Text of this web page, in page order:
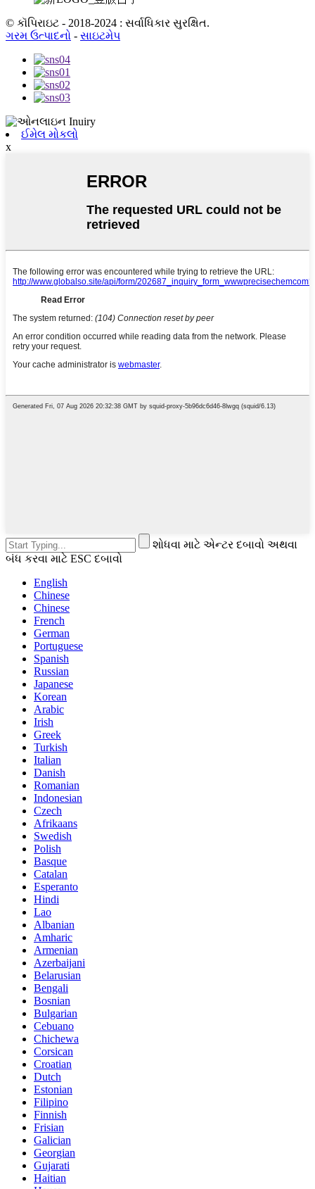
© કૉપિરાઇટ - 2018-2024 : સર્વાધિકાર સુરક્ષિત.
ગરમ ઉત્પાદનો - સાઇટમેપ
ઈમેલ મોકલો
x
શોધવા માટે એન્ટર દબાવો અથવા
બંધ કરવા માટે ESC દબાવો
English
Chinese
Chinese
French
German
Portuguese
Spanish
Russian
Japanese
Korean
Arabic
Irish
Greek
Turkish
Italian
Danish
Romanian
Indonesian
Czech
Afrikaans
Swedish
Polish
Basque
Catalan
Esperanto
Hindi
Lao
Albanian
Amharic
Armenian
Azerbaijani
Belarusian
Bengali
Bosnian
Bulgarian
Cebuano
Chichewa
Corsican
Croatian
Dutch
Estonian
Filipino
Finnish
Frisian
Galician
Georgian
Gujarati
Haitian